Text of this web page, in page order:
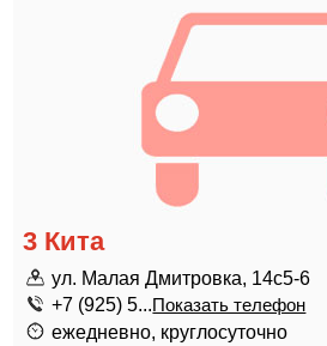
3 Кита
ул. Малая Дмитровка, 14с5-6
+7 (925) 5...Показать телефон
ежедневно, круглосуточно